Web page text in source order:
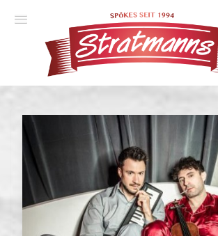
Essener Ehrendoktor
Unsere Komödien
Gastspiele
Gutscheine